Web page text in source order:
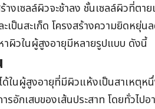
างเซลล์ผิวจะช้าลง ชั้นเซลล์ผิวที่
ะเป็นสะเก็ด โครงสร้างความยิดหยุ่
ผิวในผู้สูงอายุมีหลายรูปแบบ ดังนี้
ในผู้สูงอายุที่มีผิวแห้งเป็นสาเหตุห
ารอักเสบของเส้นประสาท โดยทั่วไ